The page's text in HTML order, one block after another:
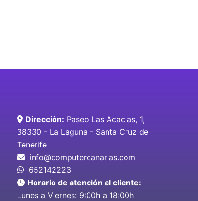
Dirección: Paseo Las Acacias, 1,
38330 - La Laguna - Santa Cruz de
Tenerife
info@computercanarias.com
652142223
Horario de atención al cliente:
Lunes a Viernes: 9:00h a 18:00h